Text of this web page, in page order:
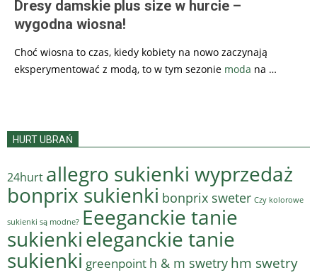
Dresy damskie plus size w hurcie –
wygodna wiosna!
Choć wiosna to czas, kiedy kobiety na nowo zaczynają
eksperymentować z modą, to w tym sezonie moda na …
HURT UBRAŃ
24hurt allegro sukienki wyprzedaż
bonprix sukienki bonprix sweter Czy kolorowe
sukienki są modne? Eeeganckie tanie
sukienkieleganckie tanie
sukienki greenpoint h & m swetry hm swetry